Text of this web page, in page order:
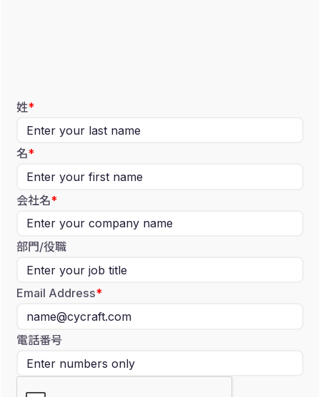
姓
名
会社名
部門/役職
Email Address
電話番号